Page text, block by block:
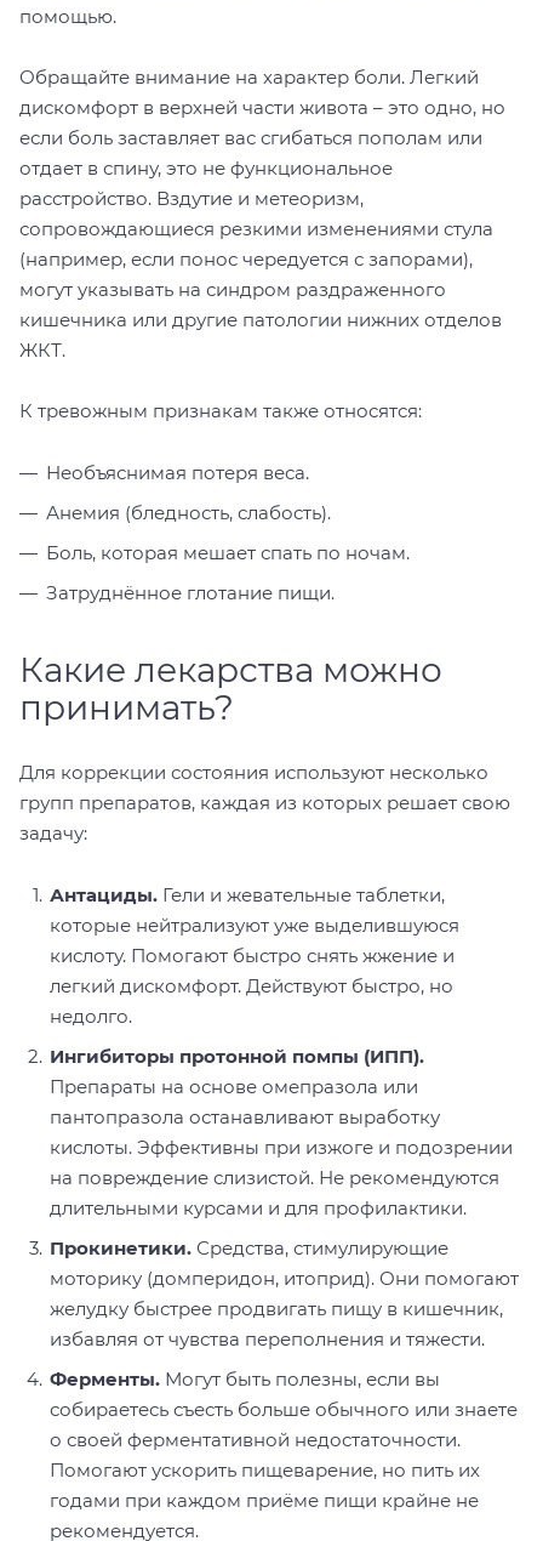
помощью.
Обращайте внимание на характер боли. Легкий
дискомфорт в верхней части живота – это одно, но
если боль заставляет вас сгибаться пополам или
отдает в спину, это не функциональное
расстройство. Вздутие и метеоризм,
сопровождающиеся резкими изменениями стула
(например, если понос чередуется с запорами),
могут указывать на синдром раздраженного
кишечника или другие патологии нижних отделов
ЖКТ.
К тревожным признакам также относятся:
Необъяснимая потеря веса.
Анемия (бледность, слабость).
Боль, которая мешает спать по ночам.
Затруднённое глотание пищи.
Какие лекарства можно
принимать?
Для коррекции состояния используют несколько
групп препаратов, каждая из которых решает свою
задачу:
Антациды. Гели и жевательные таблетки,
которые нейтрализуют уже выделившуюся
кислоту. Помогают быстро снять жжение и
легкий дискомфорт. Действуют быстро, но
недолго.
Ингибиторы протонной помпы (ИПП).
Препараты на основе омепразола или
пантопразола останавливают выработку
кислоты. Эффективны при изжоге и подозрении
на повреждение слизистой. Не рекомендуются
длительными курсами и для профилактики.
Прокинетики. Средства, стимулирующие
моторику (домперидон, итоприд). Они помогают
желудку быстрее продвигать пищу в кишечник,
избавляя от чувства переполнения и тяжести.
Ферменты. Могут быть полезны, если вы
собираетесь съесть больше обычного или знаете
о своей ферментативной недостаточности.
Помогают ускорить пищеварение, но пить их
годами при каждом приёме пищи крайне не
рекомендуется.